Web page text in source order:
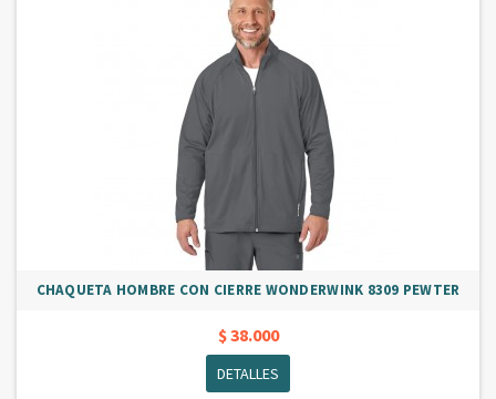
CHAQUETA HOMBRE CON CIERRE WONDERWINK 8309 PEWTER
$ 38.000
DETALLES